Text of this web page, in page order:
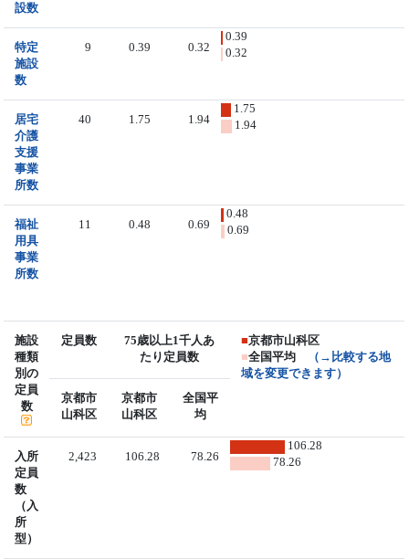
設数
特定
施設
数
9 0.39 0.32
0.39
0.32
居宅
介護
支援
事業
所数
40 1.75 1.94
1.75
1.94
福祉
用具
事業
所数
11 0.48 0.69
0.48
0.69
施設
種類
別の
定員
数
定員数
75歳以上1千人あ
たり定員数
■京都市山科区
■全国平均
（→比較する地
域を変更できます）
京都市
山科区
京都市
山科区
全国平
均
入所
定員
数
（入
所
型）
2,423 106.28 78.26
106.28
78.26